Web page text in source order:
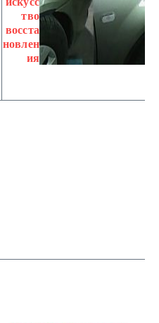
тво
восста
новлен
ия